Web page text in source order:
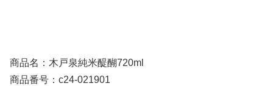
商品名：木戸泉純米醍醐720ml
商品番号：c24-021901